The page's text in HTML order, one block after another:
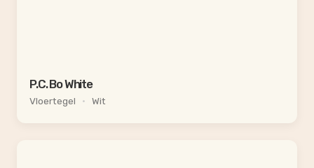
P.C. Bo White
Vloertegel • Wit